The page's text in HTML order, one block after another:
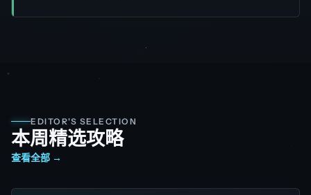
EDITOR'S SELECTION
本周精选攻略
查看全部 →